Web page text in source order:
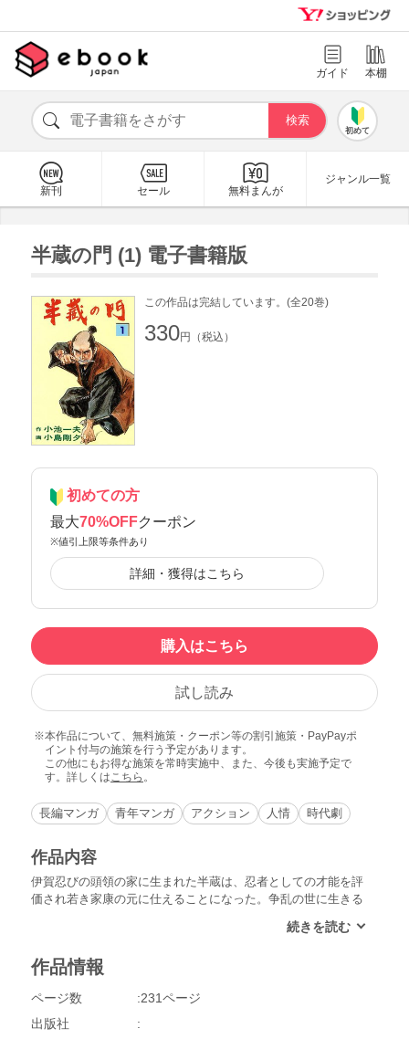
ガイド 本棚
初めて
新刊 セール 無料まんが
ジャンル一覧
半蔵の門 (1) 電子書籍版
この作品は完結しています。(全20巻)
330円（税込）
初めての方
最大70%OFFクーポン
※値引上限等条件あり
詳細・獲得はこちら
購入はこちら
試し読み
本作品について、無料施策・クーポン等の割引施策・PayPayポ
イント付与の施策を行う予定があります。
この他にもお得な施策を常時実施中、また、今後も実施予定で
す。詳しくは こちら 。
長編マンガ 青年マンガ アクション 人情 時代劇
作品内容
伊賀忍びの頭領の家に生まれた半蔵は、忍者としての才能を評
価され若き家康の元に仕えることになった。争乱の世に生きる
作品情報
ページ数
231ページ
出版社